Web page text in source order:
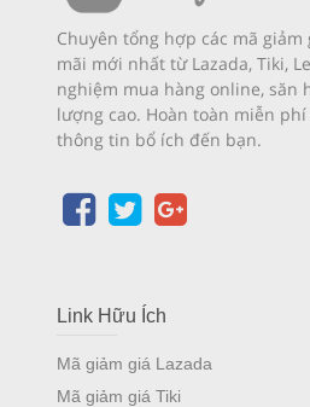
Chuyên tổng hợp các mã giảm
mãi mới nhất từ Lazada, Tiki,
nghiệm mua hàng online, săn
lượng cao. Hoàn toàn miễn
thông tin bổ ích đến bạn.
Link Hữu Ích
Mã giảm giá Lazada
Mã giảm giá Tiki